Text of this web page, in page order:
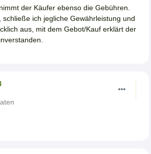
der Käufer ebenso die Gebühren.
schließe ich jegliche Gewährleistung und
aus, mit dem Gebot/Kauf erklärt der